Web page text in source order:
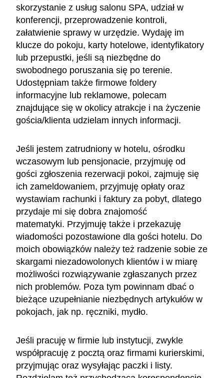
skorzystanie z usług salonu SPA, udział w
konferencji, przeprowadzenie kontroli,
załatwienie sprawy w urzędzie. Wydaję im
klucze do pokoju, karty hotelowe, identyfikatory
lub przepustki, jeśli są niezbędne do
swobodnego poruszania się po terenie.
Udostępniam także firmowe foldery
informacyjne lub reklamowe, polecam
znajdujące się w okolicy atrakcje i na życzenie
gościa/klienta udzielam innych informacji.
Jeśli jestem zatrudniony w hotelu, ośrodku
wczasowym lub pensjonacie, przyjmuję od
gości zgłoszenia rezerwacji pokoi, zajmuję się
ich zameldowaniem, przyjmuję opłaty oraz
wystawiam rachunki i faktury za pobyt, dlatego
przydaje mi się dobra znajomość
matematyki. Przyjmuję także i przekazuję
wiadomości pozostawione dla gości hotelu. Do
moich obowiązków należy też radzenie sobie ze
skargami niezadowolonych klientów i w miarę
możliwości rozwiązywanie zgłaszanych przez
nich problemów. Poza tym powinnam dbać o
bieżące uzupełnianie niezbędnych artykułów w
pokojach, jak np. ręczniki, mydło.
Jeśli pracuję w firmie lub instytucji, zwykle
współpracuję z pocztą oraz firmami kurierskimi,
przyjmując oraz wysyłając paczki i listy.